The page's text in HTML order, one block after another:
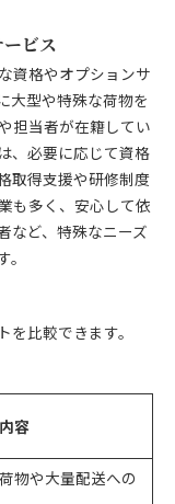
ビス
資格やオプションサ
大型や特殊な荷物を
担当者が在籍してい
、必要に応じて資格
取得支援や研修制度
も多く、安心して依
など、特殊なニーズ
比較できます。
容
物や大量配送への